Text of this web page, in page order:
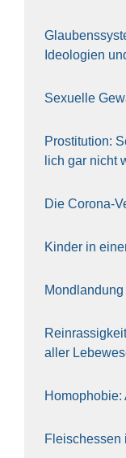
Ideo­lo­gien
Sexu­el­le
Pro­sti­tu­ti­on:
lich gar nicht
Die Coro­na-
Kin­der in
aller
Homo­pho­bie:
Fleisch­essen